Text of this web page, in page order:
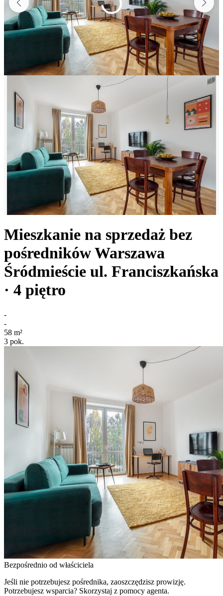
Mieszkanie na sprzedaż bez
pośrednikówWarszawa
Śródmieście ul. Franciszkańska
· 4 piętro
-
-
58 m²
3 pok.
Bezpośrednio od właściciela
Jeśli nie potrzebujesz pośrednika, zaoszczędzisz prowizję.
Potrzebujesz wsparcia? Skorzystaj z pomocy agenta.